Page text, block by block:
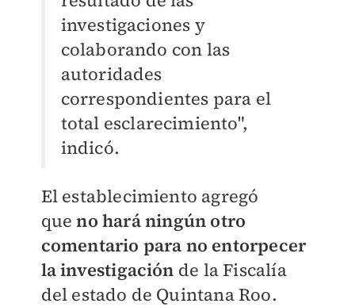
investigaciones y
colaborando con las
autoridades
correspondientes para el
total esclarecimiento",
indicó.
El establecimiento agregó
que no hará ningún otro
comentario para no entorpecer
la investigación de la Fiscalía
del estado de Quintana Roo.